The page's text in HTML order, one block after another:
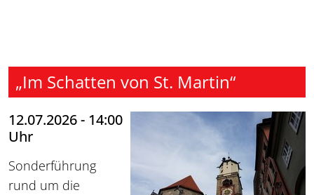
„Im Schatten von St. Martin“
12.07.2026 - 14:00
Uhr
Sonderführung
rund um die